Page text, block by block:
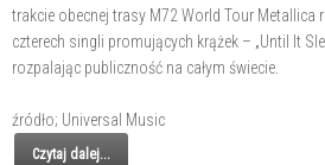
trakcie obecnej trasy M72 World Tour Metallica
czterech singli promujących krążek – „Until It
rozpalając publiczność na całym świecie.
źródło; Universal Music
Czytaj dalej...